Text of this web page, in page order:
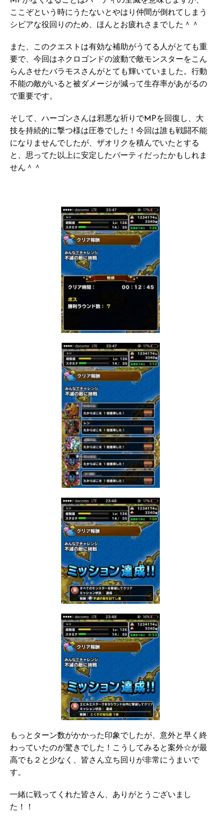
ここぞという時にうたないとやはり仲間が倒れてしまう
シビアな役回りのため、ほんとお疲れさまでした＾＾
また、このクエストは有効な補助がうてる人がとても重
要で、今回はネクロゴンドの波動で敵モンスターをこん
らんさせたバラモスさんがとても輝いていました。行動
不能の敵がいると被ダメージが減って生存率があがるの
で重要です。
そして、ハーゴンさんは邪悪な祈りでMPを回復し、大
技を持続的に撃つ様は圧巻でした！今回は誰も戦闘不能
になりませんでしたが、ザオリクを積んでいたとする
と、思ってた以上に安定したパーティだったかもしれま
せん＾＾
もっとターン数がかかった印象でしたが、意外と早く終
わっていたのが驚きでした！こうしてみると案外☆が最
高でも２と少なく、皆さん立ち回りが非常にうまいで
す。
一緒に戦ってくれた皆さん、ありがとうございまし
た！！